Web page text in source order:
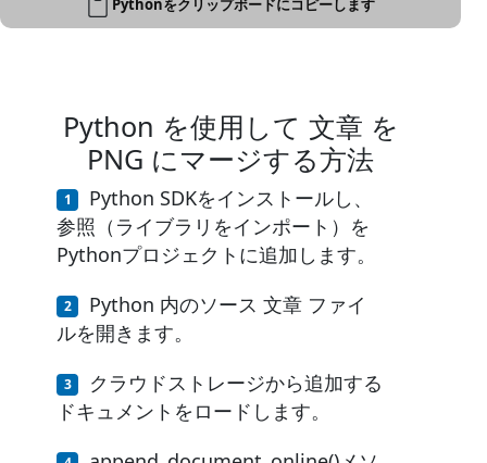
Pythonをクリップボードにコピーします
Python を使用して 文章 を
PNG にマージする方法
Python SDKをインストールし、
参照（ライブラリをインポート）を
Pythonプロジェクトに追加します。
Python 内のソース 文章 ファイ
ルを開きます。
クラウドストレージから追加する
ドキュメントをロードします。